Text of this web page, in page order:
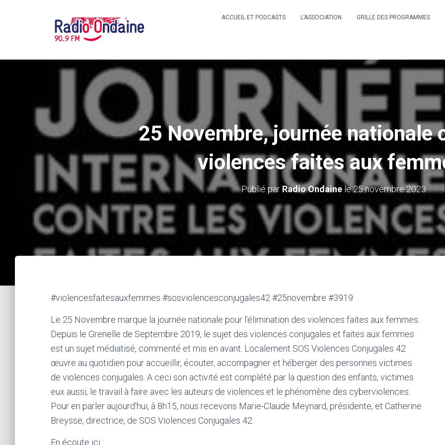
ACCUEIL ET PODCASTS L’ASSOCIATION GRILLE DES PROGRAMMES
25 Novembre, journée nationale
violences faites aux
Publié par Radio Ondaine le25 novembre 2023
#violencesfaitesauxfemmes #sosviolencesconjugales42 #25novembre #3919
Le 25 Novembre marque la journée nationale pour l’élimination des violences faites aux femmes.
Depuis le Grenelle de Septembre 2019, le sujet des violences conjugales et faites aux femmes
est un sujet médiatisé, commenté et mis en avant. Localement SOS Violences Conjugales 42
œuvre au quotidien pour accueillir, écouter, accompagner et héberger des personnes victimes
de violences conjugales. A ceci son activité est complété par la question des enfants, victimes
eux aussi, le travail à faire avec les auteurs de violences et le phénomène des cyberviolences.
Pour en parler aujourd’hui, à 8h15, nous recevons Marie-Claude Meynard, présidente, et Catherine
Breysse, directrice, de SOS Violences Conjugales 42.
En écoute ici :